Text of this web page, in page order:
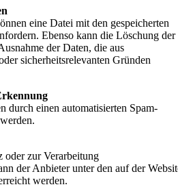
eine Datei mit den gespeicherten
Ebenso kann die Löschung der
der Daten, die aus
sicherheitsrelevanten Gründen
durch einen automatisierten Spam-
oder zur Verarbeitung
der Anbieter unter den auf der
werden.